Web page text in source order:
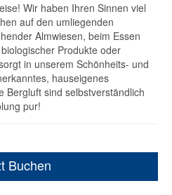
Wir haben Ihren Sinnen viel
auf den umliegenden
Almwiesen, beim Essen
Produkte oder
in unserem Schönheits- und
hauseigenes
Bergluft sind selbstverständlich
pur!
Buchen